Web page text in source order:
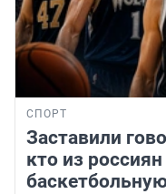
СПОРТ
Заставили
кто из